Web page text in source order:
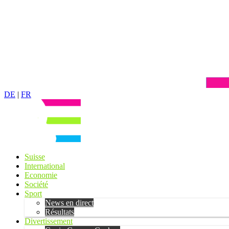
DE | FR
Suisse
International
Economie
Société
Sport
News en direct
Résultats
Divertissement